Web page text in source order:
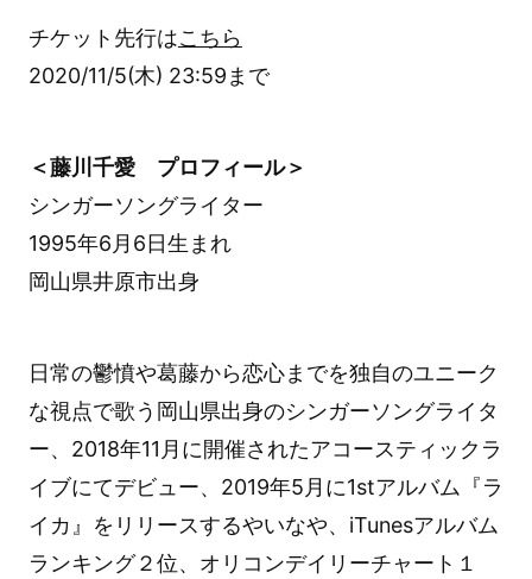
チケット先行はこちら
2020/11/5(木) 23:59まで
＜藤川千愛 プロフィール＞
シンガーソングライター
1995年6月6日生まれ
岡山県井原市出身
日常の鬱憤や葛藤から恋心までを独自のユニーク
な視点で歌う岡山県出身のシンガーソングライタ
ー、2018年11月に開催されたアコースティックラ
イブにてデビュー、2019年5月に1stアルバム『ラ
イカ』をリリースするやいなや、iTunesアルバム
ランキング２位、オリコンデイリーチャート１